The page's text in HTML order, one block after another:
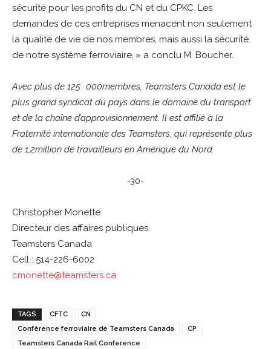
sécurité pour les profits du CN et du CPKC. Les
demandes de ces entreprises menacent non seulement
la qualité de vie de nos membres, mais aussi la sécurité
de notre système ferroviaire, » a conclu M. Boucher.
Avec plus de 125 000membres, Teamsters Canada est le
plus grand syndicat du pays dans le domaine du transport
et de la chaîne d’approvisionnement. Il est affilié à la
Fraternité internationale des Teamsters, qui représente plus
de 1,2million de travailleurs en Amérique du Nord.
-30-
Christopher Monette
Directeur des affaires publiques
Teamsters Canada
Cell : 514-226-6002
cmonette@teamsters.ca
TAGS CFTC
CN
Conférence ferroviaire de Teamsters Canada
CP
Teamsters Canada Rail Conference